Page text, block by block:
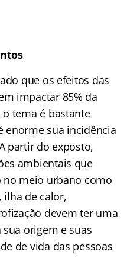
que os efeitos das
impactar 85% da
tema é bastante
enorme sua incidência
partir do exposto,
ambientais que
meio urbano como
ilha de calor,
devem ter uma
origem e suas
de vida das pessoas